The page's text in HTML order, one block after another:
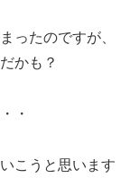
ったのですが、
かも？
・
こうと思います